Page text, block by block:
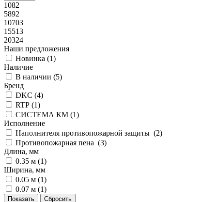
1082
5892
10703
15513
20324
Наши предложения
Новинка (1)
Наличие
В наличии (5)
Бренд
DKC (4)
RTP (1)
СИСТЕМА КМ (1)
Исполнение
Наполнителя противопожарной защиты (2)
Противопожарная пена (3)
Длина, мм
0.35 м (1)
Ширина, мм
0.05 м (1)
0.07 м (1)